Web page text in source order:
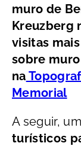
muro de
Kreuzberg
visitas
sobre
na
Memorial
A seguir, um
turísticos